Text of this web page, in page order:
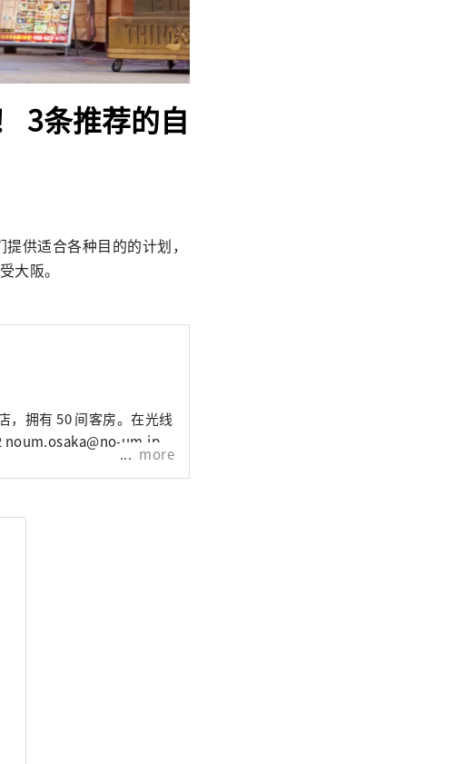
3条推荐的自
供适合各种目的的计划，
大阪。
拥有 50 间客房。在光线
触 +81 6-6940-0882 noum.osaka@no-um.jp
more